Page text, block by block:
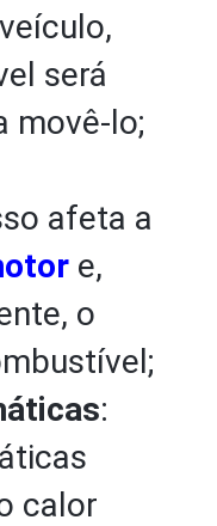
será
movê-lo;
afeta a
e,
o
:
calor